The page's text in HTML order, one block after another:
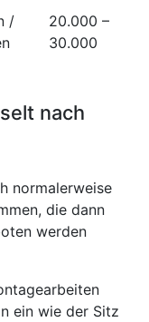
/
20.000 –
30.000
nach
normalerweise
die dann
werden
ein wie der Sitz